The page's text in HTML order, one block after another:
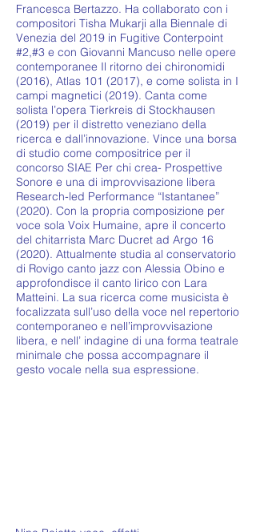
Francesca Bertazzo. Ha collaborato con i
compositori Tisha Mukarji alla Biennale di
Venezia del 2019 in Fugitive Conterpoint
#2,#3 e con Giovanni Mancuso nelle opere
contemporanee Il ritorno dei chironomidi
(2016), Atlas 101 (2017), e come solista in I
campi magnetici (2019). Canta come
solista l’opera Tierkreis di Stockhausen
(2019) per il distretto veneziano della
ricerca e dall’innovazione. Vince una borsa
di studio come compositrice per il
concorso SIAE Per chi crea- Prospettive
Sonore e una di improvvisazione libera
Research-led Performance “Istantanee”
(2020). Con la propria composizione per
voce sola Voix Humaine, apre il concerto
del chitarrista Marc Ducret ad Argo 16
(2020). Attualmente studia al conservatorio
di Rovigo canto jazz con Alessia Obino e
approfondisce il canto lirico con Lara
Matteini. La sua ricerca come musicista è
focalizzata sull’uso della voce nel repertorio
contemporaneo e nell’improvvisazione
libera, e nell’ indagine di una forma teatrale
minimale che possa accompagnare il
gesto vocale nella sua espressione.